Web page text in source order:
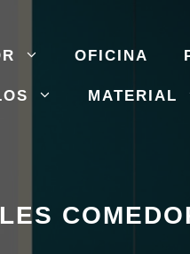
OFICINA
MATERIAL